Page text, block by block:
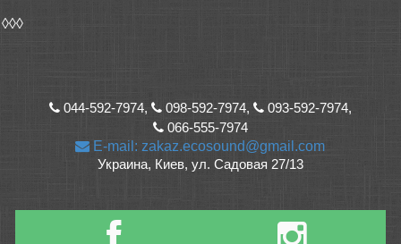
◊◊◊
044-592-7974, 098-592-7974,
093-592-7974,
066-555-7974
E-mail: zakaz.ecosound@gmail.com
Украина, Киев, ул. Садовая 27/13